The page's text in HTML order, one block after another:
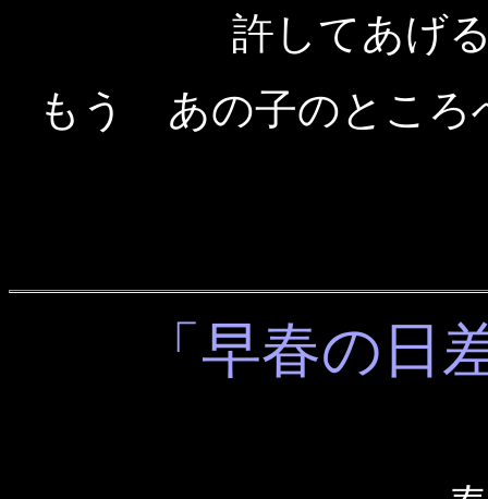
許してあ
もう あの子のところ
「早春の日